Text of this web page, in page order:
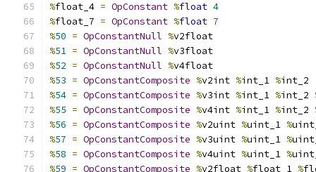
%float_4 = OpConstant %float 4
%float_7 = OpConstant %float 7
%50 = OpConstantNull %v2float
%51 = OpConstantNull %v3float
%52 = OpConstantNull %v4float
%53 = OpConstantComposite %v2int %int_1 %int_2
%54 = OpConstantComposite %v3int %int_1 %int_2
%55 = OpConstantComposite %v4int %int_1 %int_2
%56 = OpConstantComposite %v2uint %uint_1 %
%57 = OpConstantComposite %v3uint %uint_1 %
%58 = OpConstantComposite %v4uint %uint_1 %
%59 = OpConstantComposite %v2float %float_1 %